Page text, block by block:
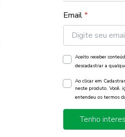
Email*
Aceito receber
descadastrar a
Ao clicar em
neste produto. Você,
entendeu os termos
Tenho